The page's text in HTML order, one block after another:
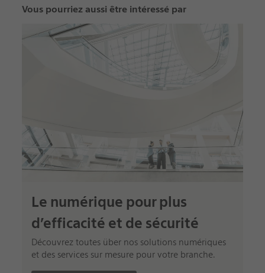
Vous pourriez aussi être intéressé par
Le numérique pour plus
d’efficacité et de sécurité
Découvrez toutes über nos solutions numériques
et des services sur mesure pour votre branche.